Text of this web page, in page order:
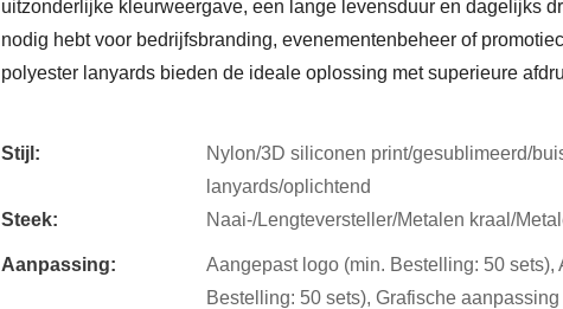
uitzonderlijke kleurweergave, een lange levensduur en dagelijks
nodig hebt voor bedrijfsbranding, evenementenbeheer of
polyester lanyards bieden de ideale oplossing met superieure
Stijl:
Nylon/3D siliconen print/gesublimeerd/
lanyards/oplichtend
Steek:
Naai-/Lengteversteller/Metalen kraal/
Aanpassing:
Aangepast logo (min. Bestelling: 50 sets),
Bestelling: 50 sets), Grafische